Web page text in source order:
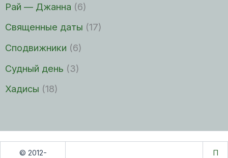
Рай — Джанна (6)
Священные даты (17)
Сподвижники (6)
Судный день (3)
Хадисы (18)
© 2012-
П